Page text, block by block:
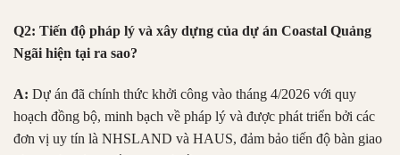
Q2: Tiến độ pháp lý và xây dựng của dự án Coastal Quảng
Ngãi hiện tại ra sao?
A: Dự án đã chính thức khởi công vào tháng 4/2026 với quy
hoạch đồng bộ, minh bạch về pháp lý và được phát triển bởi các
đơn vị uy tín là NHSLAND và HAUS, đảm bảo tiến độ bàn giao